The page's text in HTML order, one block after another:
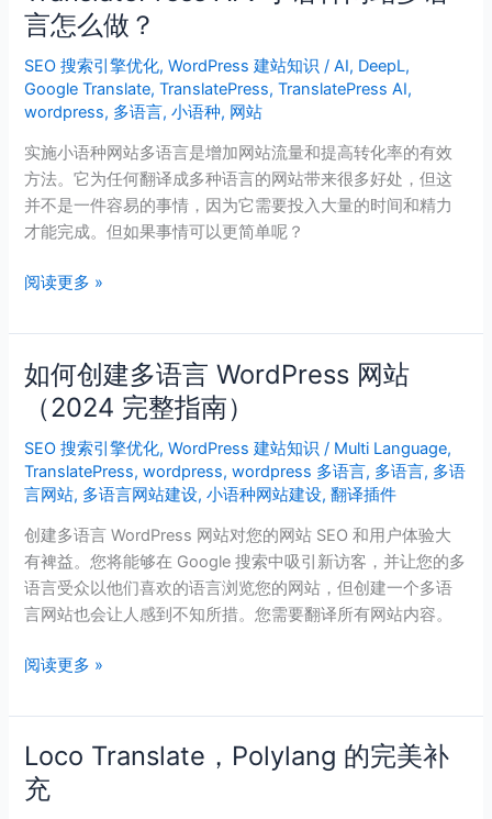
言怎么做？
SEO 搜索引擎优化,WordPress 建站知识 /AI, DeepL,
Google Translate,TranslatePress,TranslatePress AI,
wordpress, 多语言,小语种, 网站
实施小语种网站多语言是增加网站流量和提高转化率的有效
方法。它为任何翻译成多种语言的网站带来很多好处，但这
并不是一件容易的事情，因为它需要投入大量的时间和精力
才能完成。但如果事情可以更简单呢？
AI：
小
语
种
网
站
多
语
言
么
阅读更多 »
如何创建多语言 WordPress 网站
（2024 完整指南）
SEO 搜索引擎优化,WordPress 建站知识 / Multi Language,
TranslatePress,wordpress,wordpress 多语言, 多语言, 多语
言网站, 多语言网站建设,小语种网站建设,翻译插件
创建多语言 WordPress 网站对您的网站 SEO 和用户体验大
有裨益。您将能够在 Google 搜索中吸引新访客，并让您的多
语言受众以他们喜欢的语言浏览您的网站，但创建一个多语
言网站也会让人感到不知所措。您需要翻译所有网站内容。
如
建
多
语
言
WordPress
网
站
完
指
阅读更多 »
Loco Translate，Polylang 的完美补
充
Loco
Translate，
Polylang